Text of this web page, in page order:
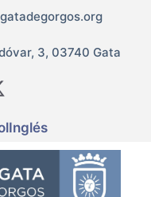
3, 03740 Gata
Inglés